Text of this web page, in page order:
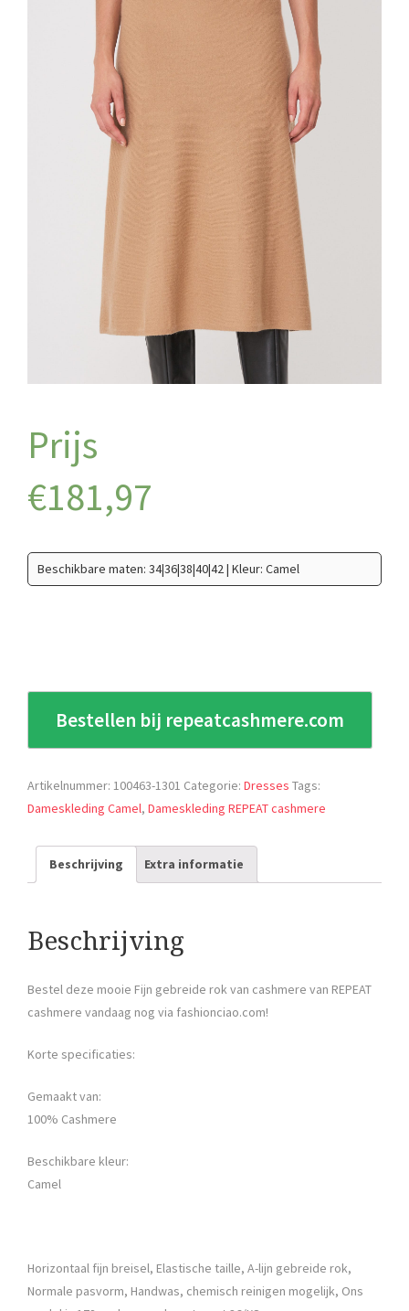
€181,97
Beschikbare maten: 34|36|38|40|42 | Kleur: Camel
Bestellen bij repeatcashmere.com
Artikelnummer: 100463-1301 Categorie: Dresses Tags:
Dameskleding Camel, Dameskleding REPEAT cashmere
Beschrijving Extra informatie
Beschrijving
Bestel deze mooie Fijn gebreide rok van cashmere van REPEAT
cashmere vandaag nog via fashionciao.com!
Korte specificaties:
Gemaakt van:
100% Cashmere
Beschikbare kleur:
Camel
Horizontaal fijn breisel, Elastische taille, A-lijn gebreide rok,
Normale pasvorm, Handwas, chemisch reinigen mogelijk, Ons